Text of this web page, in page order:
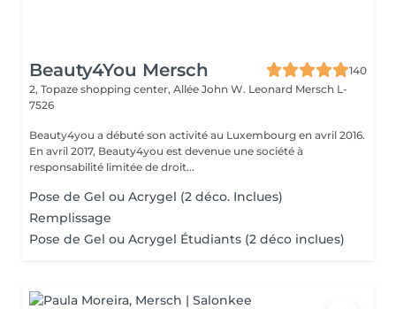
Beauty4You Mersch
140
2, Topaze shopping center, Allée John W. Leonard Mersch L-
7526
Beauty4you a débuté son activité au Luxembourg en avril 2016.
En avril 2017, Beauty4you est devenue une société à
responsabilité limitée de droit...
Pose de Gel ou Acrygel (2 déco. Inclues)
Remplissage
Pose de Gel ou Acrygel Étudiants (2 déco inclues)